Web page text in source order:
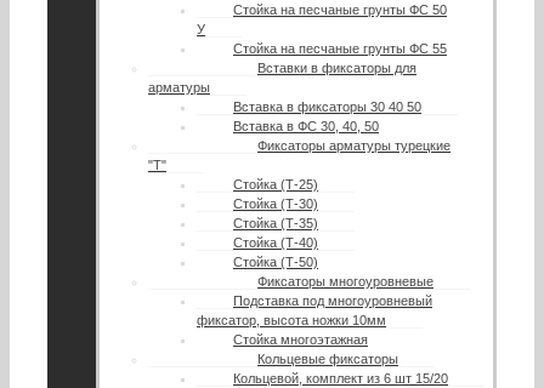
Стойка на песчаные грунты ФС 50
У
Стойка на песчаные грунты ФС 55
Вставки в фиксаторы для
арматуры
Вставка в фиксаторы 30 40 50
Вставка в ФС 30, 40, 50
Фиксаторы арматуры турецкие
"Т"
Стойка (Т-25)
Стойка (Т-30)
Стойка (Т-35)
Стойка (Т-40)
Стойка (Т-50)
Фиксаторы многоуровневые
Подставка под многоуровневый
фиксатор, высота ножки 10мм
Стойка многоэтажная
Кольцевые фиксаторы
Кольцевой, комплект из 6 шт 15/20